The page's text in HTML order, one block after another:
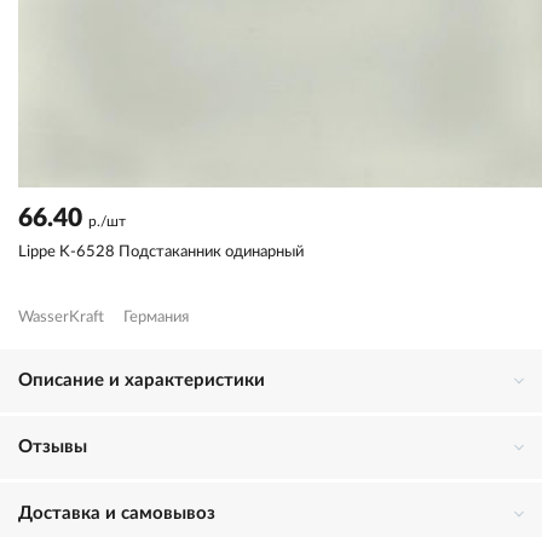
66.40 р./шт
Lippe K-6528 Подстаканник одинарный
WasserKraft Германия
Описание и характеристики
Отзывы
Доставка и самовывоз